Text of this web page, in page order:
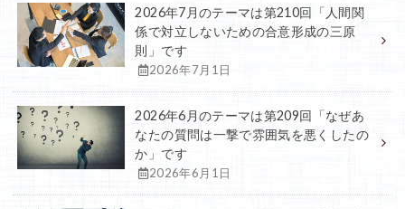
2026年7月のテーマは第210回「人間関
係で対立しないための合意形成の三原
則」です
2026年7月1日
2026年6月のテーマは第209回「なぜあ
なたの質問は一撃で雰囲気を悪くしたの
か」です
2026年6月1日